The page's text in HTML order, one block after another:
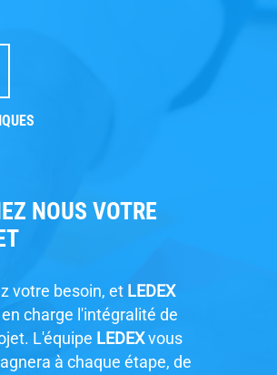
NOUS VOTRE
votre besoin, et LEDEX
charge l'intégralité de
L'équipe LEDEXvous
à chaque étape, de